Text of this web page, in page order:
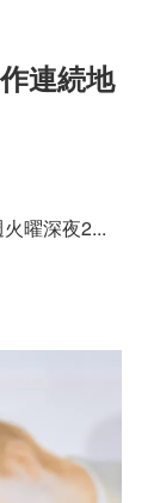
連続地
曜深夜2...